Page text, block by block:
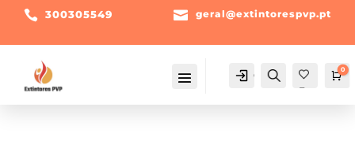
 300305549  geral@extintorespvp.pt
Conta
Pesquisa
Fav
0